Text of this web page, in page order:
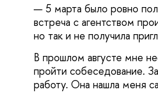
— 5 марта было ровно
встреча с агентством
но так и не получила
В прошлом августе мне
пройти собеседование.
работу. Она нашла меня